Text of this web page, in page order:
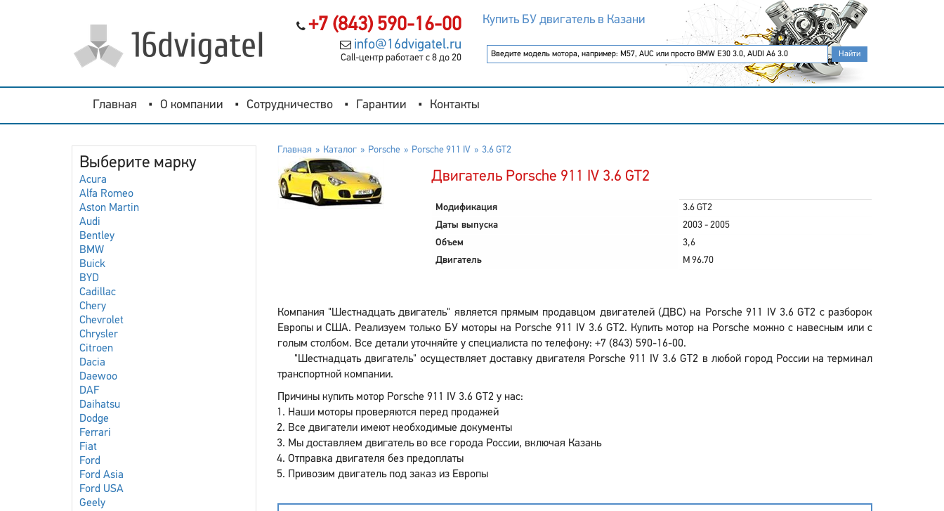
+7 (843) 590-16-00
info@16dvigatel.ru
Call-центр работает с 8 до 20
Купить БУ двигатель в Казани
Главная О компании Сотрудничество Гарантии Контакты
Выберите марку
Acura
Alfa Romeo
Aston Martin
Audi
Bentley
BMW
Buick
BYD
Cadillac
Chery
Chevrolet
Chrysler
Citroen
Dacia
Daewoo
DAF
Daihatsu
Dodge
Ferrari
Fiat
Ford
Ford Asia
Ford USA
Geely
Главная Каталог Porsche Porsche 911 IV 3.6 GT2
Двигатель Porsche 911 IV 3.6 GT2
Модификация
3.6 GT2
Даты выпуска
2003 - 2005
Объем
3,6
Двигатель
M 96.70
Компания "Шестнадцать двигатель" является прямым продавцом двигателей (ДВС) на Porsche 911 IV 3.6 GT2 с разборок
Европы и США. Реализуем только БУ моторы на Porsche 911 IV 3.6 GT2. Купить мотор на Porsche можно с навесным или с
голым столбом. Все детали уточняйте у специалиста по телефону: +7 (843) 590-16-00.
"Шестнадцать двигатель" осуществляет доставку двигателя Porsche 911 IV 3.6 GT2 в любой город России на терминал
транспортной компании.
Причины купить мотор Porsche 911 IV 3.6 GT2 у нас:
Наши моторы проверяются перед продажей
Все двигатели имеют необходимые документы
Мы доставляем двигатель во все города России, включая Казань
Отправка двигателя без предоплаты
Привозим двигатель под заказ из Европы